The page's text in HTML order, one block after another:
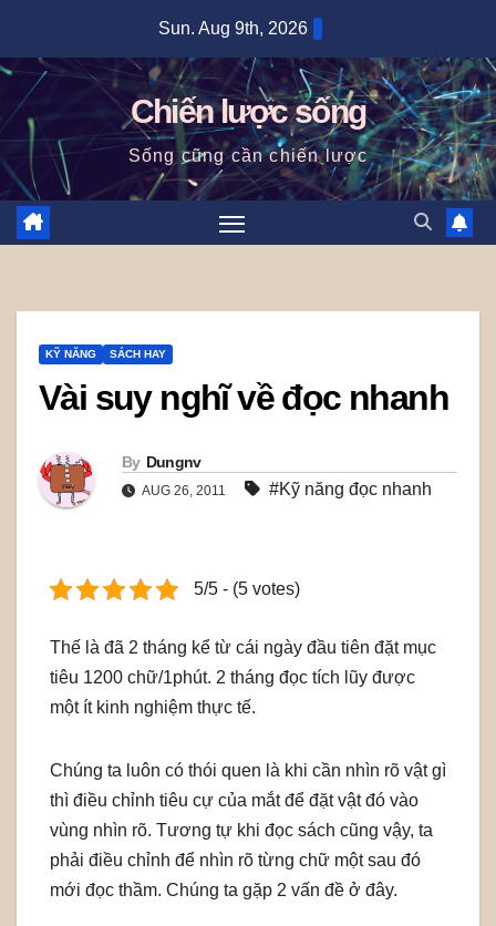
content
Sun. Aug 9th, 2026
Chiến lược sống
Sống cũng cần chiến lược
KỸ NĂNG SÁCH HAY
Vài suy nghĩ về đọc nhanh
By Dungnv
AUG 26, 2011 #Kỹ năng đọc nhanh
5/5 - (5 votes)
Thế là đã 2 tháng kể từ cái ngày đầu tiên đặt mục
tiêu 1200 chữ/1phút. 2 tháng đọc tích lũy được
một ít kinh nghiệm thực tế.
Chúng ta luôn có thói quen là khi cần nhìn rõ vật gì
thì điều chỉnh tiêu cự của mắt để đặt vật đó vào
vùng nhìn rõ. Tương tự khi đọc sách cũng vậy, ta
phải điều chỉnh để nhìn rõ từng chữ một sau đó
mới đọc thầm. Chúng ta gặp 2 vấn đề ở đây.